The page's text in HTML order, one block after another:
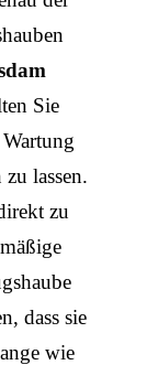
Sie
lassen.
zu
dass sie
wie